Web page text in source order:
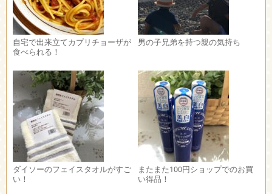
自宅で出来立てカプリチョーザが
食べられる！
男の子兄弟を持つ親の気持ち
ダイソーのフェイスタオルがすご
い！
またまた100円ショップでのお買
い得品！